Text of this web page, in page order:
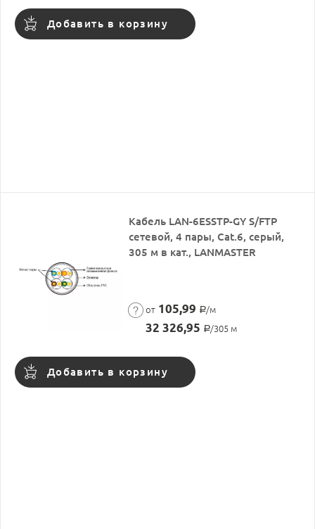
Добавить в корзину
Кабель LAN-6ESSTP-GY S/FTP
сетевой, 4 пары, Cat.6, серый,
305 м в кат., LANMASTER
от 105,99 Р/м
32 326,95 Р/305 м
Добавить в корзину